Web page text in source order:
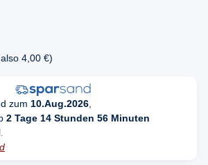
, also 4,00 €)
zum 10.Aug.2026
2 Tage 14 Stunden 56 Minuten